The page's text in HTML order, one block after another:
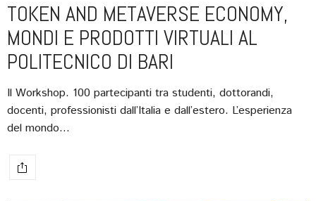
TOKEN AND METAVERSE ECONOMY,
MONDI E PRODOTTI VIRTUALI AL
POLITECNICO DI BARI
Il Workshop. 100 partecipanti tra studenti, dottorandi,
docenti, professionisti dall’Italia e dall’estero. L’esperienza
del mondo…